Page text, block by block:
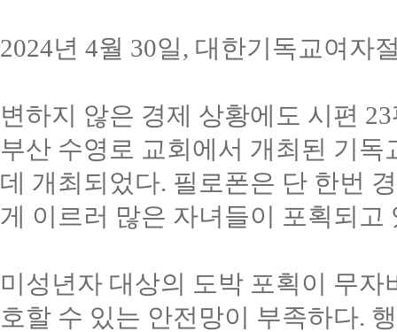
2024년 4월 30일, 대한기독교여자
변하지 않은 경제 상황에도 시편 23
부산 수영로 교회에서 개최된 기
데 개최되었다. 필로폰은 단 한번
게 이르러 많은 자녀들이 포획되고
미성년자 대상의 도박 포획이 무
호할 수 있는 안전망이 부족하다.